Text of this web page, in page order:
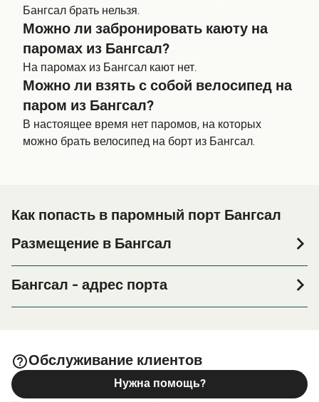
Бангсал брать нельзя.
Можно ли забронировать каюту на
паромах из Бангсал?
На паромах из Бангсал кают нет.
Можно ли взять с собой велосипед на
паром из Бангсал?
В настоящее время нет паромов, на которых
можно брать велосипед на борт из Бангсал.
Как попасть в паромный порт Бангсал
Размещение в Бангсал
или его окрестностях перед или после вашей поездки,
или если вы ищете вариант проживания на весь
Бангсал - адрес порта
Обслуживание клиентов
Нужна помощь?